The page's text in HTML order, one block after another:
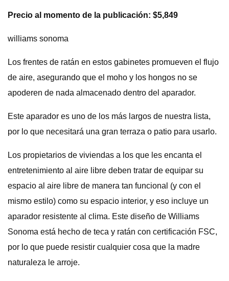
Precio al momento de la publicación: $5,849
williams sonoma
Los frentes de ratán en estos gabinetes promueven el flujo
de aire, asegurando que el moho y los hongos no se
apoderen de nada almacenado dentro del aparador.
Este aparador es uno de los más largos de nuestra lista,
por lo que necesitará una gran terraza o patio para usarlo.
Los propietarios de viviendas a los que les encanta el
entretenimiento al aire libre deben tratar de equipar su
espacio al aire libre de manera tan funcional (y con el
mismo estilo) como su espacio interior, y eso incluye un
aparador resistente al clima. Este diseño de Williams
Sonoma está hecho de teca y ratán con certificación FSC,
por lo que puede resistir cualquier cosa que la madre
naturaleza le arroje.